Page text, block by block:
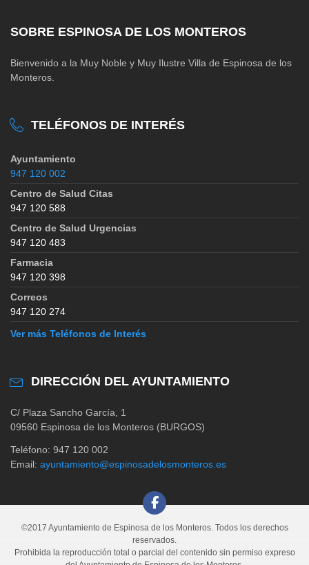
SOBRE ESPINOSA DE LOS MONTEROS
Bienvenido a la Muy Noble y Muy Ilustre Villa de Espinosa de los
Monteros.
TELÉFONOS DE INTERÉS
Ayuntamiento
947 120 002
Centro de Salud Citas
947 120 588
Centro de Salud Urgencias
947 120 483
Farmacia
947 120 398
Correos
947 120 274
Ver más Teléfonos de Interés
DIRECCIÓN DEL AYUNTAMIENTO
C/ Plaza Sancho García, 1
09560 Espinosa de los Monteros (BURGOS)
Teléfono: 947 120 002
Email: ayuntamiento@espinosadelosmonteros.es
©2017 Ayuntamiento de Espinosa de los Monteros. Todos los derechos
reservados.
Prohibida la reproducción total o parcial del contenido sin permiso expreso